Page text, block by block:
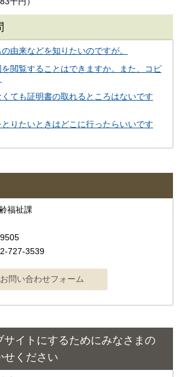
由来などを知りたいのですが。
閲覧することはできますか。また、コピ
ても証明書の取れるところはないです
りたいときはどこに行ったらいいです
福祉課
727-3539
サイトにするためにみなさまの
せください